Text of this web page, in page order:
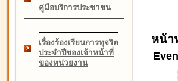
คู่มือบริการประชาชน
เรื่องร้องเรียนการทุจริต
ประจำปีของเจ้าหน้าที่
ของหน่วยงาน
หน้า